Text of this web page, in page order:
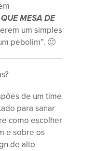
MESA DE
um simples
pebolim”. 🙂
de um time
para sanar
como escolher
e sobre os
de alto